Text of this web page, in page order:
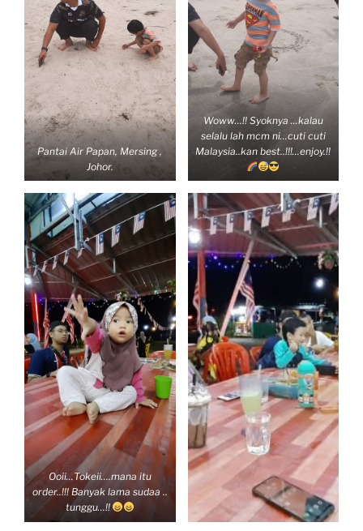
Pantai Air Papan, Mersing ,
Johor.
Woww…!! Syoknya …kalau
selalu lah mcm ni…cuti cuti
Malaysia..kan best..!!!…enjoy.!!
Ooii…Tokeii….mana itu
order..!!! Banyak lama sudaa ..
tunggu…!!